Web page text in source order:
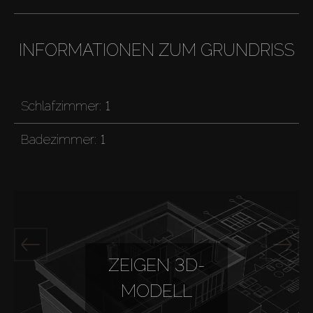
INFORMATIONEN ZUM GRUNDRISS
Schlafzimmer: 1
Badezimmer: 1
ZEIGEN 3D-
MODELL